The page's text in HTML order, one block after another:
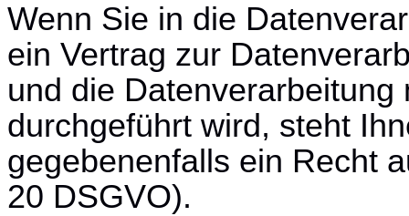
Wenn Sie in die
ein Vertrag zur
und die
durchgeführt wird, steht
gegebenenfalls ein Recht
20 DSGVO).